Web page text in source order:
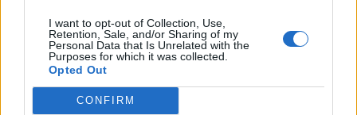
I want to opt-out of Collection, Use,
Retention, Sale, and/or Sharing of my
Personal Data that Is Unrelated with the
Purposes for which it was collected.
Opted Out
CONFIRM